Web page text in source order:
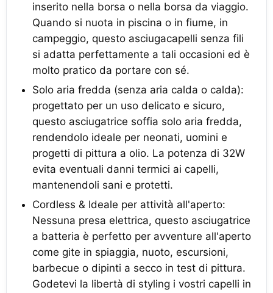
inserito nella borsa o nella borsa da viaggio.
Quando si nuota in piscina o in fiume, in
campeggio, questo asciugacapelli senza fili
si adatta perfettamente a tali occasioni ed è
molto pratico da portare con sé.
Solo aria fredda (senza aria calda o calda):
progettato per un uso delicato e sicuro,
questo asciugatrice soffia solo aria fredda,
rendendolo ideale per neonati, uomini e
progetti di pittura a olio. La potenza di 32W
evita eventuali danni termici ai capelli,
mantenendoli sani e protetti.
Cordless & Ideale per attività all'aperto:
Nessuna presa elettrica, questo asciugatrice
a batteria è perfetto per avventure all'aperto
come gite in spiaggia, nuoto, escursioni,
barbecue o dipinti a secco in test di pittura.
Godetevi la libertà di styling i vostri capelli in